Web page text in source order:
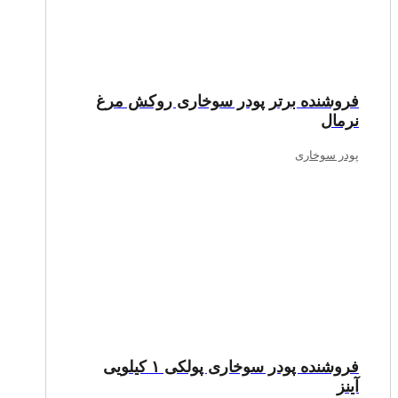
فروشنده برتر پودر سوخاری روکش مرغ
نرمال
پودر سوخاری
فروشنده پودر سوخاری پولکی ۱ کیلویی
آینز